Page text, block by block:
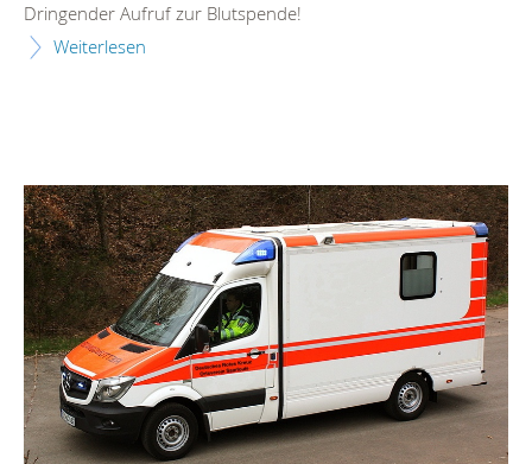
Dringender Aufruf zur Blutspende!
Weiterlesen